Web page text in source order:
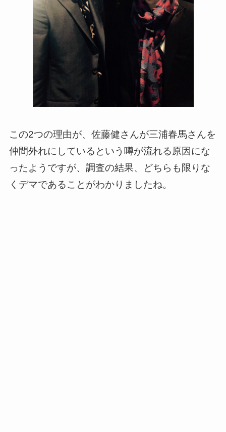
この2つの理由が、佐藤健さんが三浦春馬さんを
仲間外れにしているという噂が流れる原因にな
ったようですが、調査の結果、どちらも限りな
くデマであることがわかりましたね。